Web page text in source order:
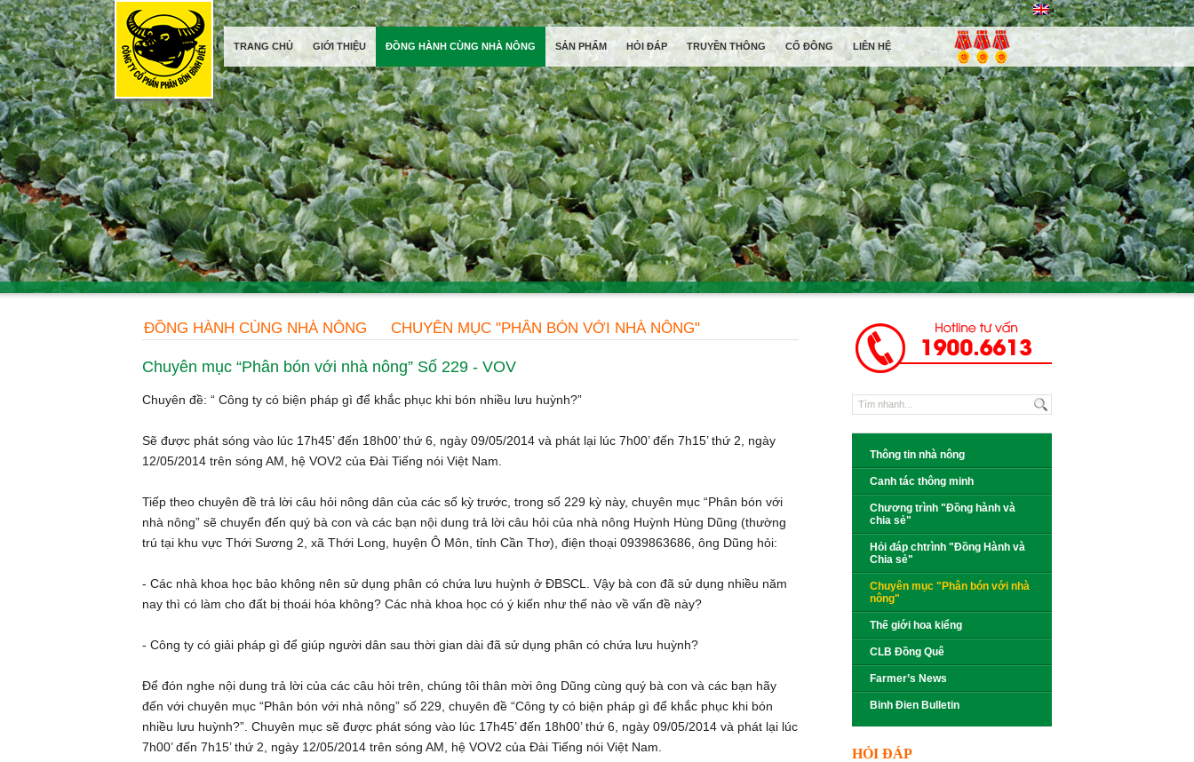
TRANG CHỦ GIỚI THIỆU ĐỒNG HÀNH CÙNG NHÀ NÔNG SẢN PHẨM HỎI ĐÁP TRUYỀN THÔNG CỔ ĐÔNG LIÊN HỆ
ĐỒNG HÀNH CÙNG NHÀ NÔNG CHUYÊN MỤC "PHÂN BÓN VỚI NHÀ NÔNG"
Chuyên mục “Phân bón với nhà nông” Số 229 - VOV
Chuyên đề: “ Công ty có biện pháp gì để khắc phục khi bón nhiều lưu huỳnh?”
Sẽ được phát sóng vào lúc 17h45’ đến 18h00’ thứ 6, ngày 09/05/2014 và phát lại lúc 7h00’ đến 7h15’ thứ 2, ngày
12/05/2014 trên sóng AM, hệ VOV2 của Đài Tiếng nói Việt Nam.
Tiếp theo chuyên đề trả lời câu hỏi nông dân của các số kỳ trước, trong số 229 kỳ này, chuyên mục “Phân bón với
nhà nông” sẽ chuyển đến quý bà con và các bạn nội dung trả lời câu hỏi của nhà nông Huỳnh Hùng Dũng (thường
trú tại khu vực Thới Sương 2, xã Thới Long, huyện Ô Môn, tỉnh Cần Thơ), điện thoại 0939863686, ông Dũng hỏi:
- Các nhà khoa học bảo không nên sử dụng phân có chứa lưu huỳnh ở ĐBSCL. Vậy bà con đã sử dụng nhiều năm
nay thì có làm cho đất bị thoái hóa không? Các nhà khoa học có ý kiến như thế nào về vấn đề này?
- Công ty có giải pháp gì để giúp người dân sau thời gian dài đã sử dụng phân có chứa lưu huỳnh?
Để đón nghe nội dung trả lời của các câu hỏi trên, chúng tôi thân mời ông Dũng cùng quý bà con và các bạn hãy
đến với chuyên mục “Phân bón với nhà nông” số 229, chuyên đề “Công ty có biện pháp gì để khắc phục khi bón
nhiều lưu huỳnh?”. Chuyên mục sẽ được phát sóng vào lúc 17h45’ đến 18h00’ thứ 6, ngày 09/05/2014 và phát lại lúc
7h00’ đến 7h15’ thứ 2, ngày 12/05/2014 trên sóng AM, hệ VOV2 của Đài Tiếng nói Việt Nam.
Thông tin nhà nông
Canh tác thông minh
Chương trình "Đồng hành và
chia sẻ"
Hỏi đáp chtrình "Đồng Hành và
Chia sẻ"
Chuyên mục "Phân bón với nhà
nông"
Thế giới hoa kiểng
CLB Đồng Quê
Farmer’s News
Binh Đien Bulletin
HỎI ĐÁP